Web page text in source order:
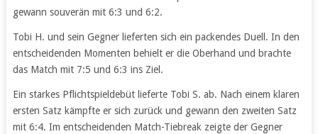
gewann souverän mit 6:3 und 6:2.
Tobi H. und sein Gegner lieferten sich ein packendes Duell. In den
entscheidenden Momenten behielt er die Oberhand und brachte
das Match mit 7:5 und 6:3 ins Ziel.
Ein starkes Pflichtspieldebüt lieferte Tobi S. ab. Nach einem klaren
ersten Satz kämpfte er sich zurück und gewann den zweiten Satz
mit 6:4. Im entscheidenden Match-Tiebreak zeigte der Gegner